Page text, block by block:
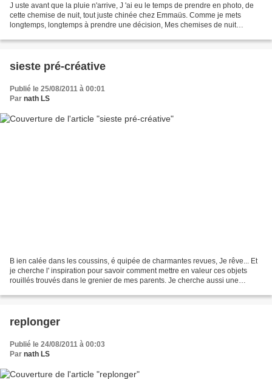
J uste avant que la pluie n'arrive, J 'ai eu le temps de prendre en photo, de
cette chemise de nuit, tout juste chinée chez Emmaüs. Comme je mets
longtemps, longtemps à prendre une décision, Mes chemises de nuit
sieste pré-créative
Publié le 25/08/2011 à 00:01
Par nath LS
B ien calée dans les coussins, é quipée de charmantes revues, Je rêve... Et
je cherche l' inspiration pour savoir comment mettre en valeur ces objets
rouillés trouvés dans le grenier de mes parents. Je cherche aussi une
replonger
Publié le 24/08/2011 à 00:03
Par nath LS